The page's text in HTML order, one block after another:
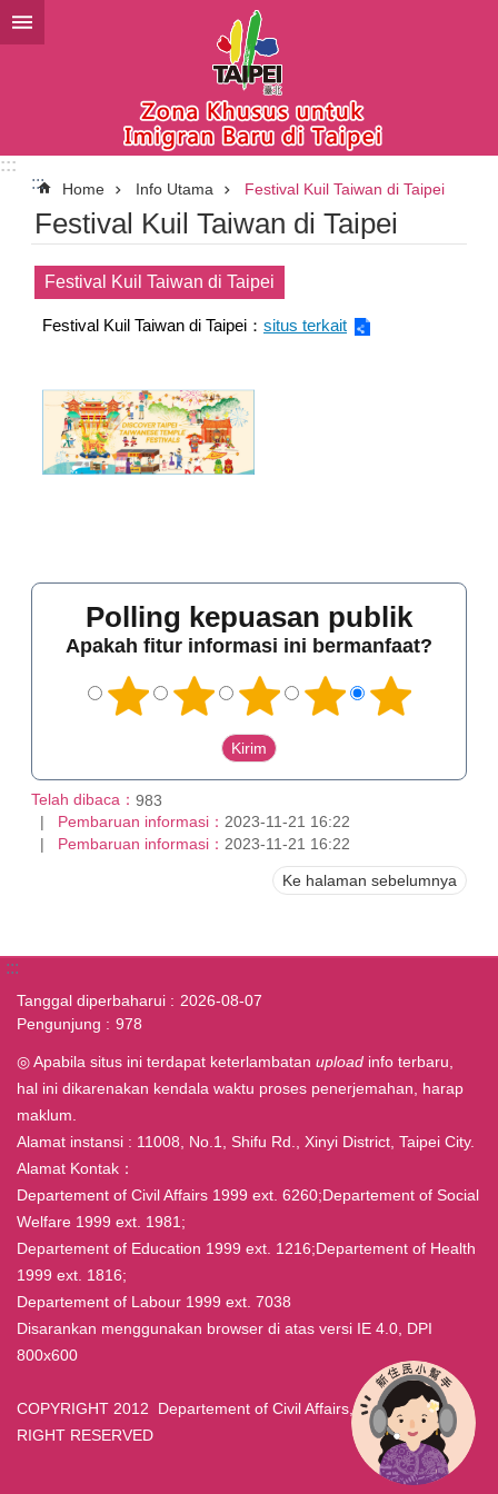
Lompat ke blok konten utama
:::
:::
Home Info Utama Festival Kuil Taiwan di Taipei
Festival Kuil Taiwan di Taipei
Festival Kuil Taiwan di Taipei
Festival Kuil Taiwan di Taipei： situs terkait
Polling kepuasan publik
Apakah fitur informasi ini bermanfaat?
Telah dibaca： 983
Pembaruan informasi： 2023-11-21 16:22
Pembaruan informasi： 2023-11-21 16:22
Ke halaman sebelumnya
:::
Tanggal diperbaharui
2026-08-07
Pengunjung
978
◎ Apabila situs ini terdapat keterlambatan upload info terbaru,
hal ini dikarenakan kendala waktu proses penerjemahan, harap
maklum.
Alamat instansi : 11008, No.1, Shifu Rd., Xinyi District, Taipei City.
Alamat Kontak：
Departement of Civil Affairs 1999 ext. 6260;Departement of Social
Welfare 1999 ext. 1981;
Departement of Education 1999 ext. 1216;Departement of Health
1999 ext. 1816;
Departement of Labour 1999 ext. 7038
Disarankan menggunakan browser di atas versi IE 4.0, DPI
800x600
COPYRIGHT 2012 Departement of Civil Affairs, Taipei ALL
RIGHT RESERVED